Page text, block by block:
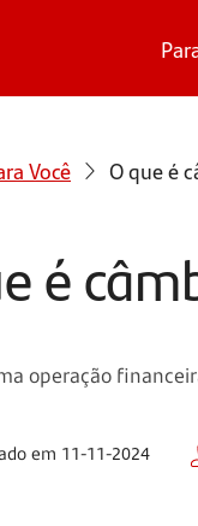
Você O que é
é
operação
em 11-11-2024